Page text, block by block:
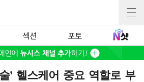
섹션 포토
’ 헬스케어 중요 역할로 부